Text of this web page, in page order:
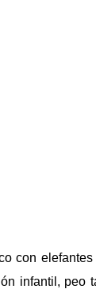
con
infantil, peo